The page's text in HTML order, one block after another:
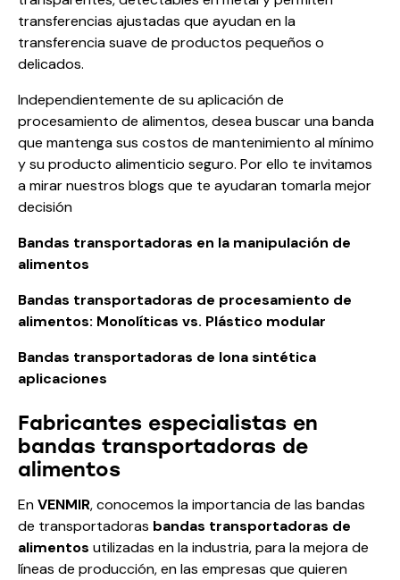
transferencias ajustadas que ayudan en la
transferencia suave de productos pequeños o
delicados.
Independientemente de su aplicación de
procesamiento de alimentos, desea buscar una banda
que mantenga sus costos de mantenimiento al mínimo
y su producto alimenticio seguro. Por ello te invitamos
a mirar nuestros blogs que te ayudaran tomarla mejor
decisión
Bandas transportadoras en la manipulación de
alimentos
Bandas transportadoras de procesamiento de
alimentos: Monolíticas vs. Plástico modular
Bandas transportadoras de lona sintética
aplicaciones
Fabricantes especialistas en
bandas transportadoras de
alimentos
EnVENMIR, conocemos la importancia de las bandas
de transportadoras bandas transportadoras de
alimentos utilizadas en la industria, para la mejora de
líneas de producción, en las empresas que quieren